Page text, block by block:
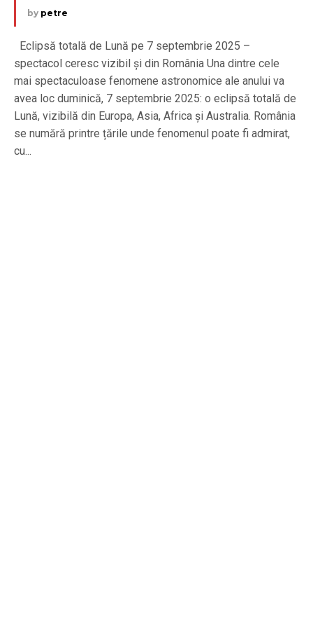
by petre
Eclipsă totală de Lună pe 7 septembrie 2025 –
spectacol ceresc vizibil și din România Una dintre cele
mai spectaculoase fenomene astronomice ale anului va
avea loc duminică, 7 septembrie 2025: o eclipsă totală de
Lună, vizibilă din Europa, Asia, Africa și Australia. România
se numără printre țările unde fenomenul poate fi admirat,
cu...